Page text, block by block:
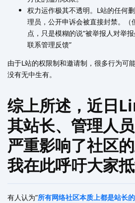
权力运作极其不透明。L站的任何
理员，公开申诉会被直接封禁。（
点，只是模糊的说“被举报人对举
联系管理反馈”
由于L站的权限制和邀请制，很多行为可
没有无中生有。
综上所述，近日
其站长、管理人
严重影响了社区
我在此呼吁大家抵
有人认为”所有网络社区本质上都是站长